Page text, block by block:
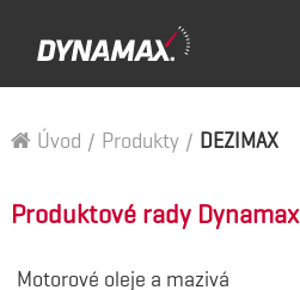
Úvod / Produkty / DEZIMAX
Produktové rady Dynamax
Motorové oleje a mazivá